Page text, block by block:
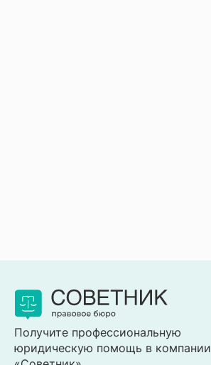
Получите профессиональную
юридическую помощь в компании